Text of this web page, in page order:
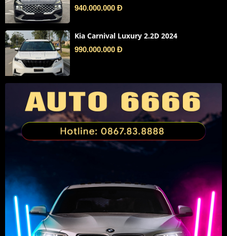
940.000.000 Đ
Kia Carnival Luxury 2.2D 2024
990.000.000 Đ